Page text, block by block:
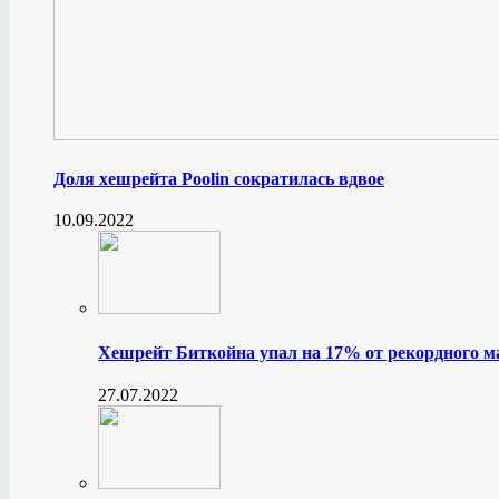
Доля хешрейта Poolin сократилась вдвое
10.09.2022
Хешрейт Биткойна упал на 17% от рекордного
27.07.2022